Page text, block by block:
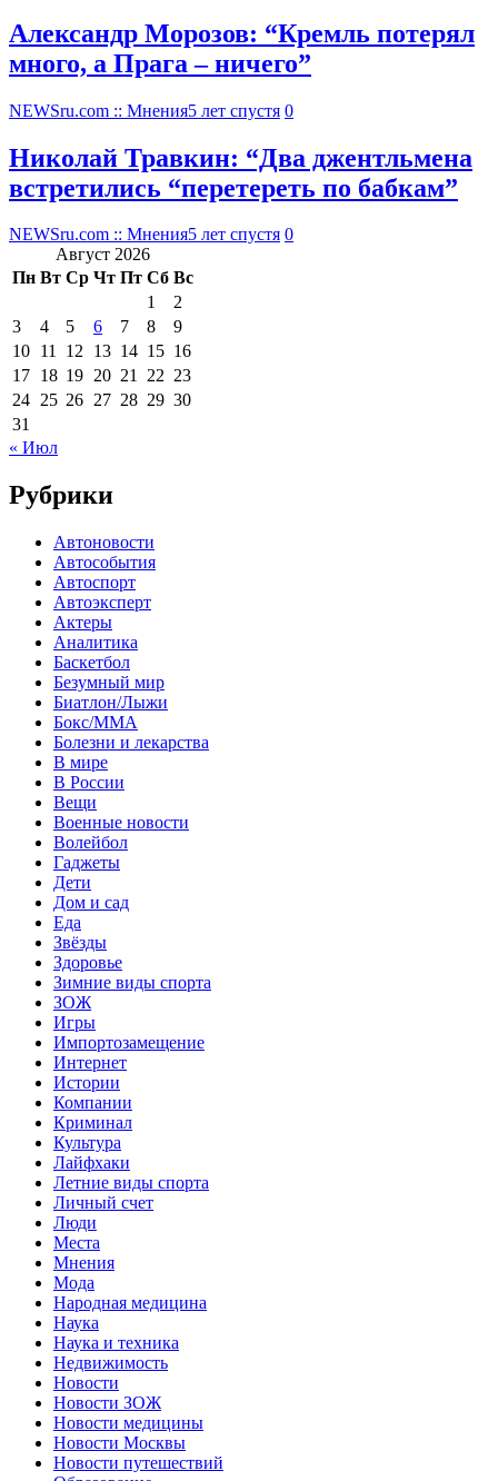
Александр Морозов: “Кремль потерял
много, а Прага – ничего”
NEWSru.com :: Мнения5 лет спустя 0
Николай Травкин: “Два джентльмена
встретились “перетереть по бабкам”
NEWSru.com :: Мнения5 лет спустя 0
Август 2026
Пн Вт Ср Чт Пт Сб Вс
1
2
3
4 5 6 7 8
9
10 11 12 13 14 15 16
17 18 19 20 21 22 23
24 25 26 27 28 29 30
31
« Июл
Рубрики
Автоновости
Автособытия
Автоспорт
Автоэксперт
Актеры
Аналитика
Баскетбол
Безумный мир
Биатлон/Лыжи
Бокс/MMA
Болезни и лекарства
В мире
В России
Вещи
Военные новости
Волейбол
Гаджеты
Дети
Дом и сад
Еда
Звёзды
Здоровье
Зимние виды спорта
ЗОЖ
Игры
Импортозамещение
Интернет
Истории
Компании
Криминал
Культура
Лайфхаки
Летние виды спорта
Личный счет
Люди
Места
Мнения
Мода
Народная медицина
Наука
Наука и техника
Недвижимость
Новости
Новости ЗОЖ
Новости медицины
Новости Москвы
Новости путешествий